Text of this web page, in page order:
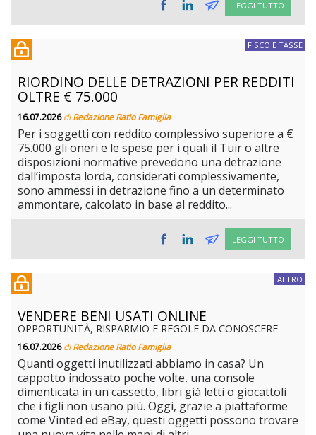
LEGGI TUTTO
FISCO E TASSE
RIORDINO DELLE DETRAZIONI PER REDDITI
OLTRE € 75.000
16.07.2026diRedazione Ratio Famiglia
Per i soggetti con reddito complessivo superiore a €
75.000 gli oneri e le spese per i quali il Tuir o altre
disposizioni normative prevedono una detrazione
dall’imposta lorda, considerati complessivamente,
sono ammessi in detrazione fino a un determinato
ammontare, calcolato in base al reddito...
LEGGI TUTTO
ALTRO
VENDERE BENI USATI ONLINE
OPPORTUNITÀ, RISPARMIO E REGOLE DA CONOSCERE
16.07.2026diRedazione Ratio Famiglia
Quanti oggetti inutilizzati abbiamo in casa? Un
cappotto indossato poche volte, una console
dimenticata in un cassetto, libri già letti o giocattoli
che i figli non usano più. Oggi, grazie a piattaforme
come Vinted ed eBay, questi oggetti possono trovare